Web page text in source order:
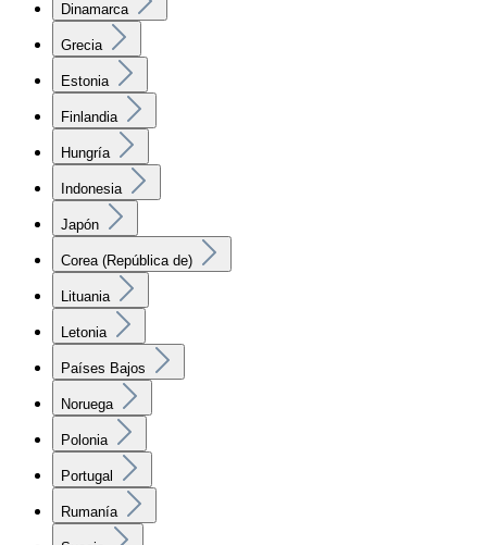
Dinamarca
Grecia
Estonia
Finlandia
Hungría
Indonesia
Japón
Corea (República de)
Lituania
Letonia
Países Bajos
Noruega
Polonia
Portugal
Rumanía